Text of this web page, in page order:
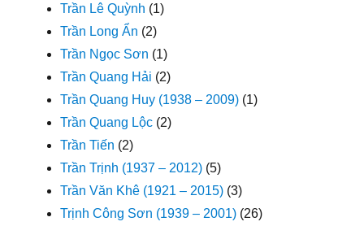
Trần Lê Quỳnh (1)
Trần Long Ẩn (2)
Trần Ngọc Sơn (1)
Trần Quang Hải (2)
Trần Quang Huy (1938 – 2009) (1)
Trần Quang Lộc (2)
Trần Tiến (2)
Trần Trịnh (1937 – 2012) (5)
Trần Văn Khê (1921 – 2015) (3)
Trịnh Công Sơn (1939 – 2001) (26)